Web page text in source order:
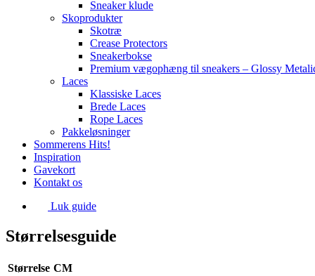
Sneaker klude
Skoprodukter
Skotræ
Crease Protectors
Sneakerbokse
Premium vægophæng til sneakers – Glossy
Laces
Klassiske Laces
Brede Laces
Rope Laces
Pakkeløsninger
Sommerens Hits!
Inspiration
Gavekort
Kontakt os
Luk guide
Størrelsesguide
Størrelse CM